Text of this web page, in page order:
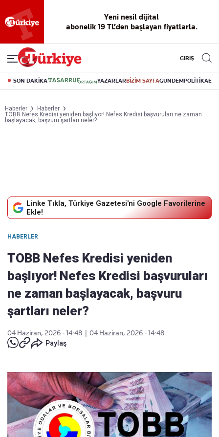
Yeni nesil dijital
abonelik 19 TL’den başlayan fiyatlarla.
GİRİŞ
SON DAKİKA YAZARLARBİZİM SAYFAGÜNDEMPOLİTİKA
Haberler
Haberler
TOBB Nefes Kredisi yeniden başlıyor! Nefes Kredisi başvuruları ne zaman
başlayacak, başvuru şartları neler?
Linke Tıkla, Türkiye Gazetesi'ni Google Favorilerine
Ekle!
HABERLER
TOBB Nefes Kredisi yeniden
başlıyor! Nefes Kredisi başvuruları
ne zaman başlayacak, başvuru
şartları neler?
04 Haziran, 2026 - 14:48
04 Haziran, 2026 - 14:48
Paylaş